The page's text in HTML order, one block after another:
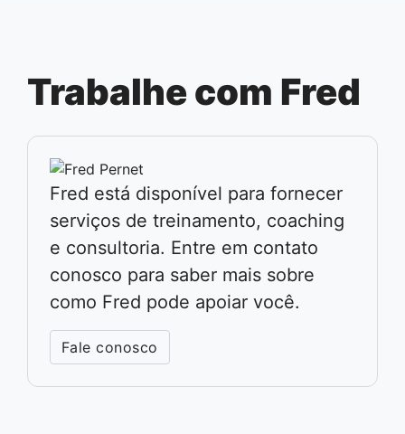
Trabalhe com Fred
Fred está disponível para fornecer
serviços de treinamento, coaching
e consultoria. Entre em contato
conosco para saber mais sobre
como Fred pode apoiar você.
Fale conosco